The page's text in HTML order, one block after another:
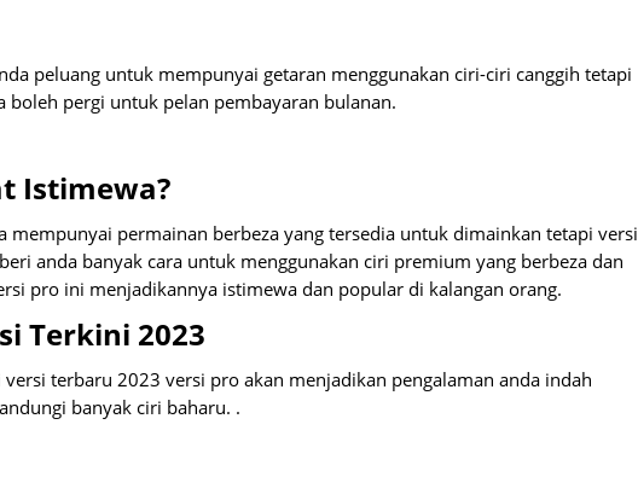
peluang untuk mempunyai getaran menggunakan ciri-ciri canggih tetapi
pergi untuk pelan pembayaran bulanan.
Istimewa?
mempunyai permainan berbeza yang tersedia untuk dimainkan tetapi versi
anda banyak cara untuk menggunakan ciri premium yang berbeza dan
pro ini menjadikannya istimewa dan popular di kalangan orang.
Terkini 2023
terbaru 2023 versi pro akan menjadikan pengalaman anda indah
banyak ciri baharu. .